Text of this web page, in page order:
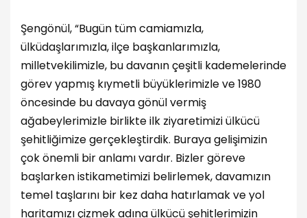
Şengönül, “Bugün tüm camiamızla,
ülküdaşlarımızla, ilçe başkanlarımızla,
milletvekilimizle, bu davanın çeşitli kademelerinde
görev yapmış kıymetli büyüklerimizle ve 1980
öncesinde bu davaya gönül vermiş
ağabeylerimizle birlikte ilk ziyaretimizi ülkücü
şehitliğimize gerçekleştirdik. Buraya gelişimizin
çok önemli bir anlamı vardır. Bizler göreve
başlarken istikametimizi belirlemek, davamızın
temel taşlarını bir kez daha hatırlamak ve yol
haritamızı çizmek adına ülkücü şehitlerimizin